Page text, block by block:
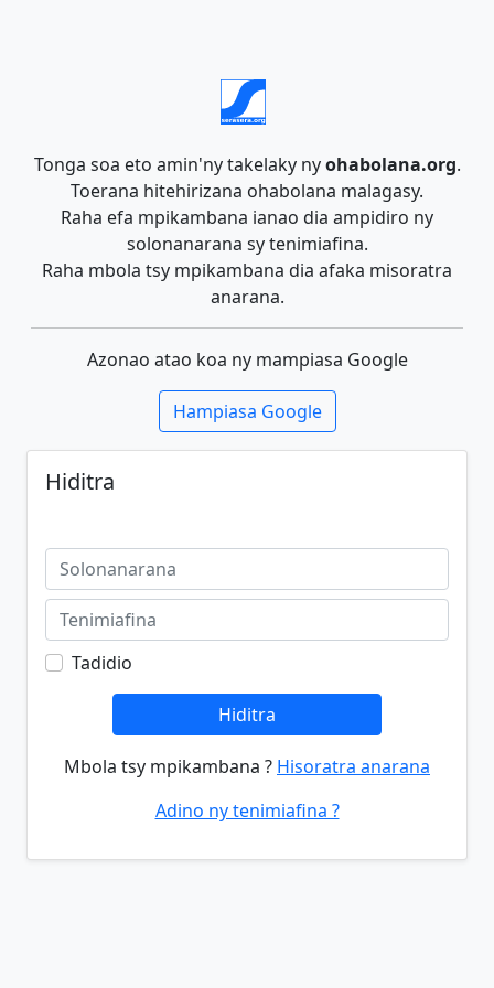
Tonga soa eto amin'ny takelaky nyohabolana.org.
Toerana hitehirizana ohabolana malagasy.
Raha efa mpikambana ianao dia ampidiro ny
solonanarana sy tenimiafina.
Raha mbola tsy mpikambana dia afaka misoratra
anarana.
Azonao atao koa ny mampiasa Google
Hampiasa Google
Hiditra
Tadidio
Hiditra
Mbola tsy mpikambana ? Hisoratra anarana
Adino ny tenimiafina ?